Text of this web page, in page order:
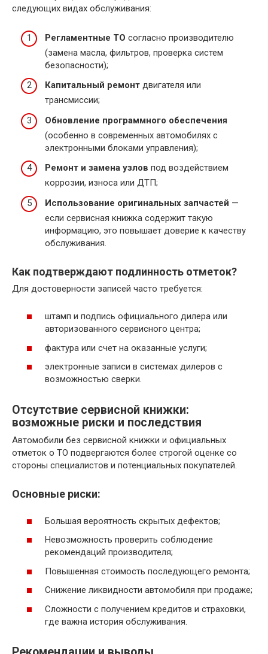
следующих видах обслуживания:
Регламентные ТО согласно производителю
(замена масла, фильтров, проверка систем
безопасности);
Капитальный ремонт двигателя или
трансмиссии;
Обновление программного обеспечения
(особенно в современных автомобилях с
электронными блоками управления);
Ремонт и замена узлов под воздействием
коррозии, износа или ДТП;
Использование оригинальных запчастей —
если сервисная книжка содержит такую
информацию, это повышает доверие к качеству
обслуживания.
Как подтверждают подлинность отметок?
Для достоверности записей часто требуется:
штамп и подпись официального дилера или
авторизованного сервисного центра;
фактура или счет на оказанные услуги;
электронные записи в системах дилеров с
возможностью сверки.
Отсутствие сервисной книжки:
возможные риски и последствия
Автомобили без сервисной книжки и официальных
отметок о ТО подвергаются более строгой оценке со
стороны специалистов и потенциальных покупателей.
Основные риски:
Большая вероятность скрытых дефектов;
Невозможность проверить соблюдение
рекомендаций производителя;
Повышенная стоимость последующего ремонта;
Снижение ликвидности автомобиля при продаже;
Сложности с получением кредитов и страховки,
где важна история обслуживания.